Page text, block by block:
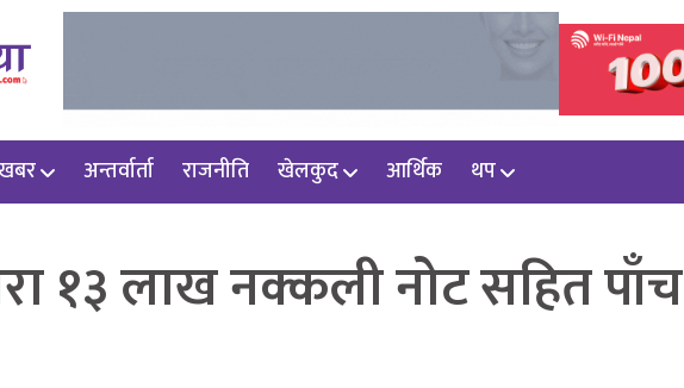
अन्तर्वार्ता राजनीति खेलकुद आर्थिक थप
१३ लाख नक्कली नोट सहित पाँच